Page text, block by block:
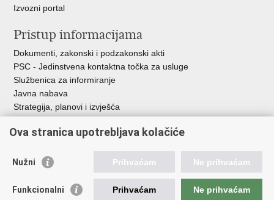
Izvozni portal
Pristup informacijama
Dokumenti, zakonski i podzakonski akti
PSC - Jedinstvena kontaktna točka za usluge
Službenica za informiranje
Javna nabava
Strategija, planovi i izvješća
Korisne poveznice
Vlada RH
Ova stranica upotrebljava kolačiće
Nužni Prihvaćam Ne prihvaćam
Funkcionalni Prihvaćam Ne prihvaćam